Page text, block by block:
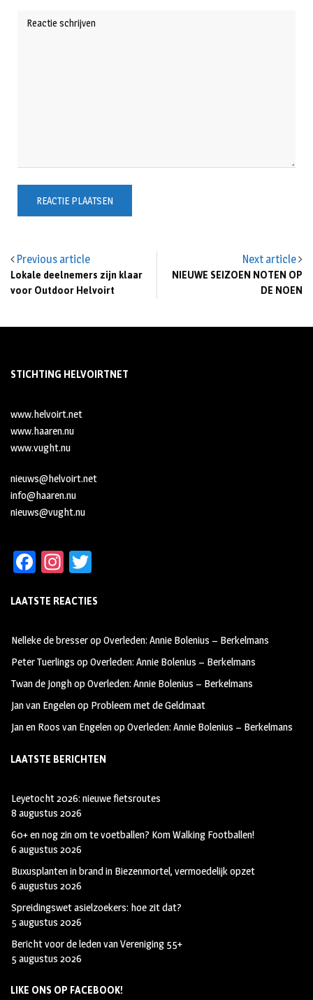
Previous article
Lokale deelnemers zijn klaar
voor Outdoor Helvoirt
Next article
NIEUWE SEIZOEN NOTEN OP
DE NOEN
STICHTING HELVOIRTNET
www.helvoirt.net
www.haaren.nu
www.vught.nu
nieuws@helvoirt.net
info@haaren.nu
nieuws@vught.nu
Fa
b
oo
k
In
ag
m
tt
LAATSTE REACTIES
Nelleke de bresseropOverleden: Annie Bolenius – Berkelmans
Peter Tuerlings opOverleden: Annie Bolenius – Berkelmans
Twan de JonghopOverleden: Annie Bolenius – Berkelmans
Jan van Engelenop Probleem met de Geldmaat
Jan en Roos van EngelenopOverleden: Annie Bolenius – Berkelmans
LAATSTE BERICHTEN
Leyetocht 2026: nieuwe fietsroutes
8 augustus 2026
60+ en nog zin om te voetballen? Kom Walking Footballen!
6 augustus 2026
Buxusplanten in brand in Biezenmortel, vermoedelijk opzet
6 augustus 2026
Spreidingswet asielzoekers: hoe zit dat?
5 augustus 2026
Bericht voor de leden van Vereniging 55+
5 augustus 2026
LIKE ONS OP FACEBOOK!